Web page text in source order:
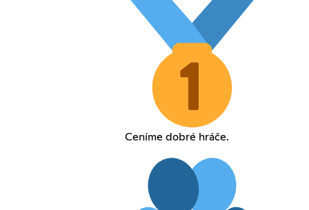
Ceníme dobré hráče.